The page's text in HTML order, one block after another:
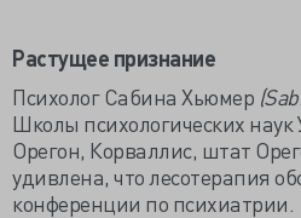
Растущее признание
Психолог Сабина Хьюмер
Школы психологических
Орегон, Корваллис, штат
удивлена, что лесотерапия
конференции по психиатрии.